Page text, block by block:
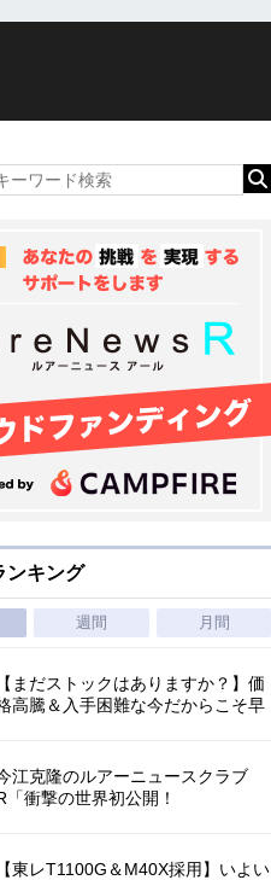
ンキング
週間 月間
【まだストックはありますか？】価
高騰＆入手困難な今だからこそ早
江克隆のルアーニュースクラブ
「衝撃の世界初公開！
【東レT1100G＆M40X採用】いよい